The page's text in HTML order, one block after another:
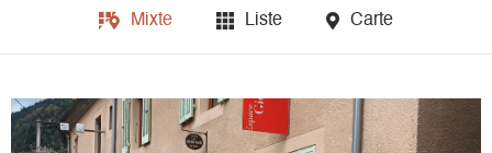
Mixte Liste Carte